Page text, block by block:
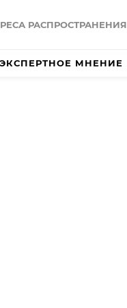
РАСПРОСТРАНЕНИЯ
ЭКСПЕРТНОЕ МНЕНИЕ